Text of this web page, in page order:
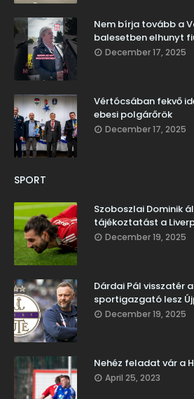
Nem bírja tovább a
balesetben elhunyt
December 17, 2025
Vértócsában fekvő
ebesi polgárőrök
December 17, 2025
SPORT
Szoboszlai Dominik
tájékoztatást a
December 19, 2025
Dárdai Pál visszatér
sportigazgató lesz
December 19, 2025
Nehéz feladat vár a
April 25, 2023